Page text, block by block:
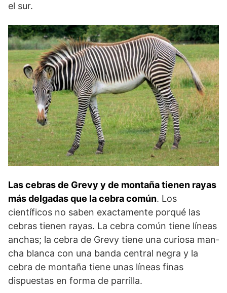
el sur.
Las cebras de Grevy y de montaña tienen rayas
más delgadas que la cebra común. Los
científicos no saben exactamente por­qué las
cebras tienen rayas. La cebra común tiene líneas
anchas; la cebra de Grevy tiene una curiosa man­
cha blanca con una banda central negra y la
cebra de montaña tiene unas líneas finas
dispuestas en forma de parrilla.